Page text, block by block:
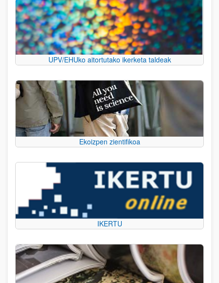
UPV/EHUko aitortutako ikerketa taldeak
Ekoizpen zientifikoa
IKERTU